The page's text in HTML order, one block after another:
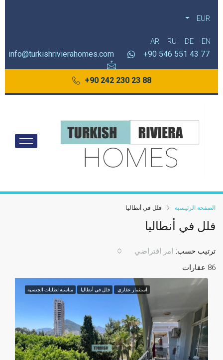
EUR
EN
DE
RU
AR
77 43 551 546 90+
info@turkishrivierahomes.com
88 23 230 242 90+
الصفحة الرئيسية فلل في أنطاليا
فلل في أنطاليا
86 عقارات
ترتيب حسب: امر افتراضي
استثمار عقاري فلل في أنطاليا مناسبة لطلبات الجنسية